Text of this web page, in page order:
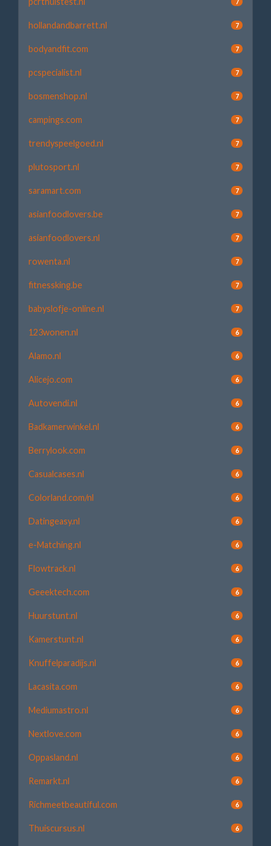
hollandandbarrett.nl 7
bodyandfit.com 7
pcspecialist.nl 7
bosmenshop.nl 7
campings.com 7
trendyspeelgoed.nl 7
plutosport.nl 7
saramart.com 7
asianfoodlovers.be 7
asianfoodlovers.nl 7
rowenta.nl 7
fitnessking.be 7
babyslofje-online.nl 7
123wonen.nl 6
Alamo.nl 6
Alicejo.com 6
Autovendi.nl 6
Badkamerwinkel.nl 6
Berrylook.com 6
Casualcases.nl 6
Colorland.com/nl 6
Datingeasy.nl 6
e-Matching.nl 6
Flowtrack.nl 6
Geeektech.com 6
Huurstunt.nl 6
Kamerstunt.nl 6
Knuffelparadijs.nl 6
Lacasita.com 6
Mediumastro.nl 6
Nextlove.com 6
Oppasland.nl 6
Remarkt.nl 6
Richmeetbeautiful.com 6
Thuiscursus.nl 6